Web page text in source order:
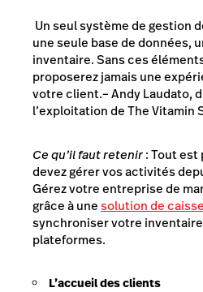
Un seul système de gestion
une seule base de données,
inventaire. Sans ces
proposerez jamais une
votre client.– Andy Laudato,
l’exploitation de The Vitamin
Ce qu’il faut retenir: Tout est
devez gérer vos activités
Gérez votre entreprise de
grâce à unesolution de caisse
synchroniser votre
plateformes.
L’accueil des clients